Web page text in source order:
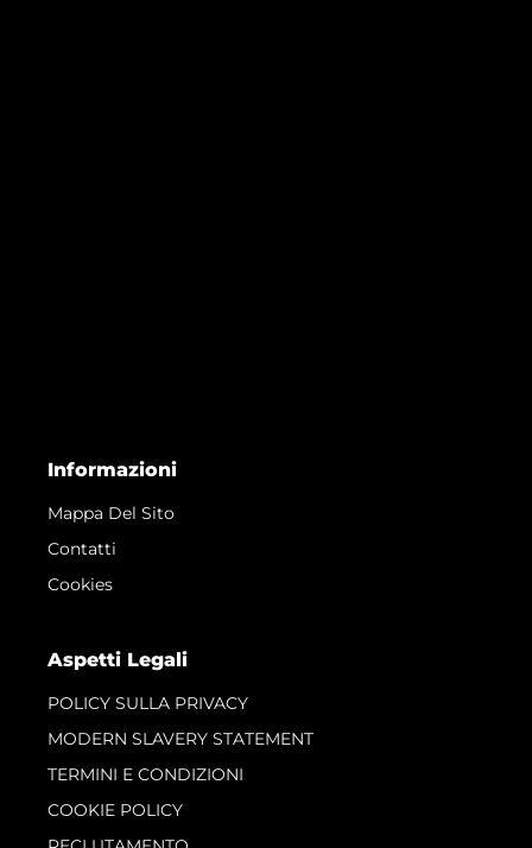
Informazioni
Mappa Del Sito
Contatti
Cookies
Aspetti Legali
POLICY SULLA PRIVACY
MODERN SLAVERY STATEMENT
TERMINI E CONDIZIONI
COOKIE POLICY